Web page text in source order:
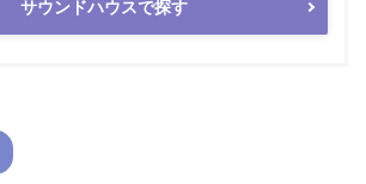
サウンドハウスで探す